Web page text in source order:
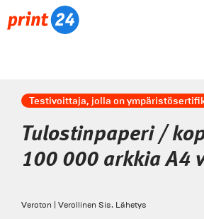
Testivoittaja, jolla on
Tulostinpaperi /
100 000 arkkia A4
Veroton | Verollinen Sis. Lähetys